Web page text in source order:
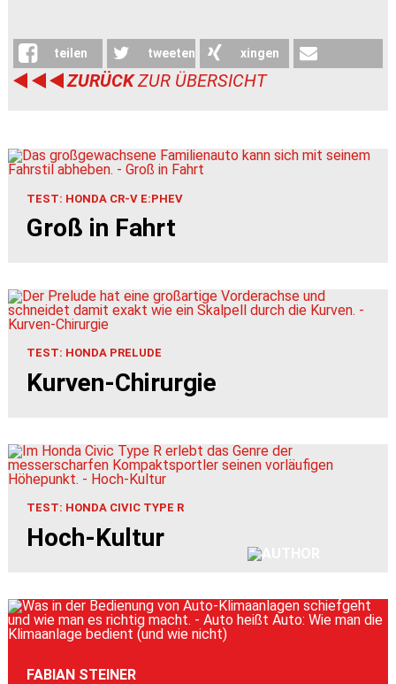
teilen tweeten xingen
ZURÜCKZUR ÜBERSICHT
TEST: HONDA CR-V E:PHEV
Groß in Fahrt
TEST: HONDA PRELUDE
Kurven-Chirurgie
TEST: HONDA CIVIC TYPE R
Hoch-Kultur
FABIAN STEINER